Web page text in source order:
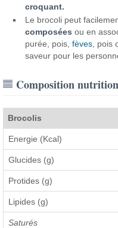
croquant.
Le brocoli peut
composées ou en
purée, pois,fèves ,
saveur pour les
Composition
Brocolis
Energie (Kcal)
Glucides (g)
Protides (g)
Lipides (g)
Saturés